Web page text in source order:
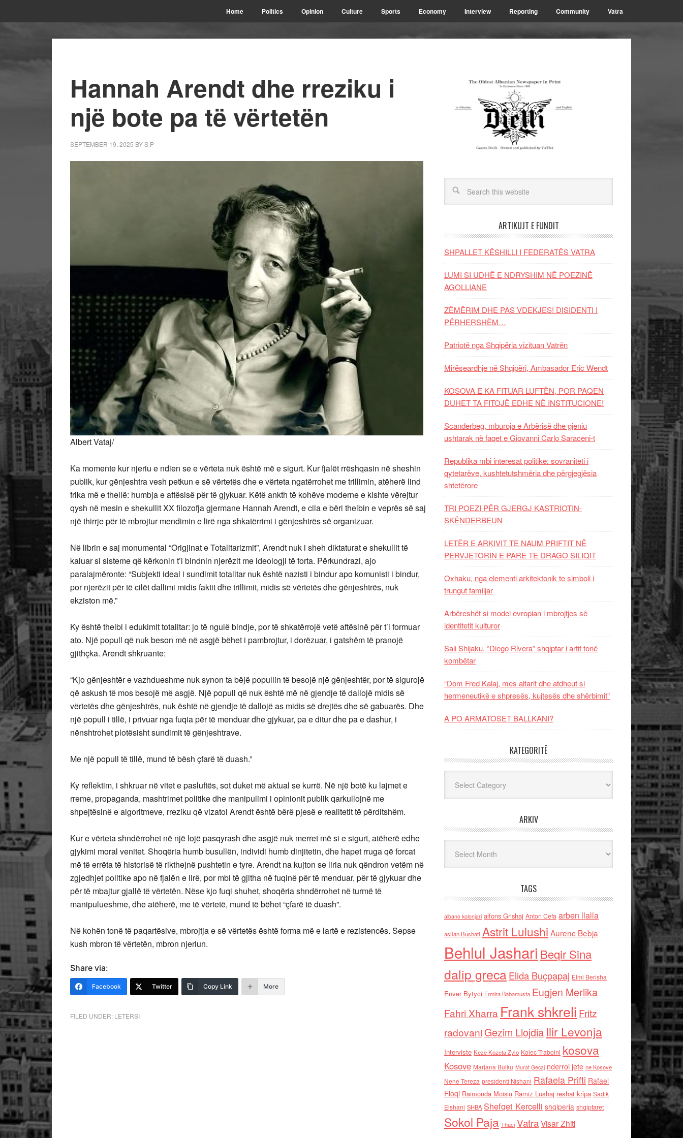
Home Politics Opinion Culture Sports Economy Interview Reporting Community Vatra
Hannah Arendt dhe rreziku i
një bote pa të vërtetën
SEPTEMBER 19, 2025 BYS P
Albert Vataj/
Ka momente kur njeriu e ndien se e vërteta nuk është më e sigurt. Kur fjalët rrëshqasin në sheshin
publik, kur gënjeshtra vesh petkun e së vërtetës dhe e vërteta ngatërrohet me trillimin, atëherë lind
frika më e thellë: humbja e aftësisë për të gjykuar. Këtë ankth të kohëve moderne e kishte vërejtur
qysh në mesin e shekullit XX filozofja gjermane Hannah Arendt, e cila e bëri thelbin e veprës së saj
një thirrje për të mbrojtur mendimin e lirë nga shkatërrimi i gënjeshtrës së organizuar.
Në librin e saj monumental “Origjinat e Totalitarizmit”, Arendt nuk i sheh diktaturat e shekullit të
kaluar si sisteme që kërkonin t’i bindnin njerëzit me ideologji të forta. Përkundrazi, ajo
paralajmëronte: “Subjekti ideal i sundimit totalitar nuk është nazisti i bindur apo komunisti i bindur,
por njerëzit për të cilët dallimi midis faktit dhe trillimit, midis së vërtetës dhe gënjeshtrës, nuk
ekziston më.”
Ky është thelbi i edukimit totalitar: jo të ngulë bindje, por të shkatërrojë vetë aftësinë për t’i formuar
ato. Një popull që nuk beson më në asgjë bëhet i pambrojtur, i dorëzuar, i gatshëm të pranojë
gjithçka. Arendt shkruante:
“Kjo gënjeshtër e vazhdueshme nuk synon ta bëjë popullin të besojë një gënjeshtër, por të sigurojë
që askush të mos besojë më asgjë. Një popull që nuk është më në gjendje të dallojë midis së
vërtetës dhe gënjeshtrës, nuk është në gjendje të dallojë as midis së drejtës dhe së gabuarës. Dhe
një popull i tillë, i privuar nga fuqia për të menduar dhe gjykuar, pa e ditur dhe pa e dashur, i
nënshtrohet plotësisht sundimit të gënjeshtrave.
Me një popull të tillë, mund të bësh çfarë të duash.”
Ky reflektim, i shkruar në vitet e pasluftës, sot duket më aktual se kurrë. Në një botë ku lajmet e
rreme, propaganda, mashtrimet politike dhe manipulimi i opinionit publik qarkullojnë me
shpejtësinë e algoritmeve, rreziku që vizatoi Arendt është bërë pjesë e realitetit të përditshëm.
Kur e vërteta shndërrohet në një lojë pasqyrash dhe asgjë nuk merret më si e sigurt, atëherë edhe
gjykimi moral venitet. Shoqëria humb busullën, individi humb dinjitetin, dhe hapet rruga që forcat
më të errëta të historisë të rikthejnë pushtetin e tyre. Arendt na kujton se liria nuk qëndron vetëm në
zgjedhjet politike apo në fjalën e lirë, por mbi të gjitha në fuqinë për të menduar, për të gjykuar dhe
për të mbajtur gjallë të vërtetën. Nëse kjo fuqi shuhet, shoqëria shndërrohet në turmë të
manipulueshme, dhe atëherë, me të vërtetë, mund të bëhet “çfarë të duash”.
Në kohën tonë të paqartësive, mbrojtja e së vërtetës është forma më e lartë e rezistencës. Sepse
kush mbron të vërtetën, mbron njeriun.
Share via:
Facebook Twitter Copy Link More
FILED UNDER: LETERSI
ARTIKUJT E FUNDIT
SHPALLET KËSHILLI I FEDERATËS VATRA
LUMI SI UDHË E NDRYSHIM NË POEZINË
AGOLLIANE
ZËMËRIM DHE PAS VDEKJES! DISIDENTI I
PËRHERSHËM…
Patriotë nga Shqipëria vizituan Vatrën
Mirëseardhje në Shqipëri, Ambasador Eric Wendt
KOSOVA E KA FITUAR LUFTËN, POR PAQEN
DUHET TA FITOJË EDHE NË INSTITUCIONE!
Scanderbeg, mburoja e Arbërisë dhe gjeniu
ushtarak në faqet e Giovanni Carlo Saraceni-t
Republika mbi interesat politike: sovraniteti i
qytetarëve, kushtetutshmëria dhe përgjegjësia
shtetërore
TRI POEZI PËR GJERGJ KASTRIOTIN-
SKËNDERBEUN
LETËR E ARKIVIT TE NAUM PRIFTIT NË
PERVJETORIN E PARE TE DRAGO SILIQIT
Oxhaku, nga elementi arkitektonik te simboli i
trungut familjar
Arbëreshët si model evropian i mbrojtjes së
identitetit kulturor
Sali Shijaku, “Diego Rivera” shqiptar i artit tonë
kombëtar
“Dom Fred Kalaj, mes altarit dhe atdheut si
hermeneutikë e shpresës, kujtesës dhe shërbimit”
A PO ARMATOSET BALLKANI?
KATEGORITË
ARKIV
TAGS
albano kolonjari alfons Grishaj Anton Cefa arben llalla
asllan Bushati Astrit Lulushi Aurenc Bebja
Behlul Jashari Beqir Sina
dalip grecaElida Buçpapaj Elmi Berisha
Enver Bytyci Ermira Babamusta Eugjen Merlika
Fahri Xharra Frank shkreli Fritz
radovaniGezim Llojdia Ilir Levonja
Interviste Keze Kozeta Zylo Kolec Traboini kosova
Kosove Marjana Bulku Murat Gecaj nderroi jete ne Kosove
Nene Tereza presidenti Nishani Rafaela Prifti Rafael
Floqi Raimonda Moisiu Ramiz Lushaj reshat kripa Sadik
Elshani SHBA Shefqet Kercelli shqiperia shqiptaret
Sokol Paja Thaci VatraVisar Zhiti